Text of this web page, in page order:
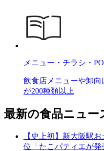
メニュー・チラシ・
飲食店メニューや卸向
が200種類以上
最新の食品ニュー
【史上初】新大阪駅
位「たこパティエが発